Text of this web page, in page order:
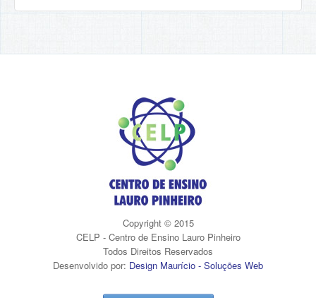
Copyright © 2015
CELP - Centro de Ensino Lauro Pinheiro
Todos Direitos Reservados
Desenvolvido por: Design Maurício - Soluções Web